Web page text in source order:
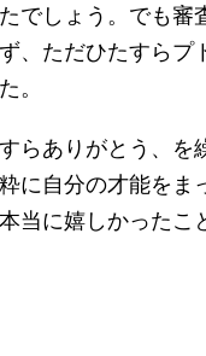
でしょう。でも審
、ただひたすらプ
。
らありがとう、を
に自分の才能をま
当に嬉しかったこ